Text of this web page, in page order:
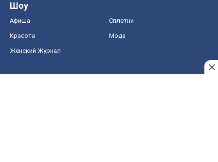
Шоу
Афиша Сплетни
Красота Мода
Женский Журнал